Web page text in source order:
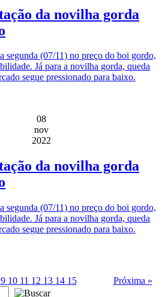
da novilha gorda
segunda (07/11) no preço do boi gordo,
Já para a novilha gorda, queda
segue pressionado para baixo.
08
nov
2022
da novilha gorda
segunda (07/11) no preço do boi gordo,
Já para a novilha gorda, queda
segue pressionado para baixo.
9 10 11 12 13 14 15 Próxima »